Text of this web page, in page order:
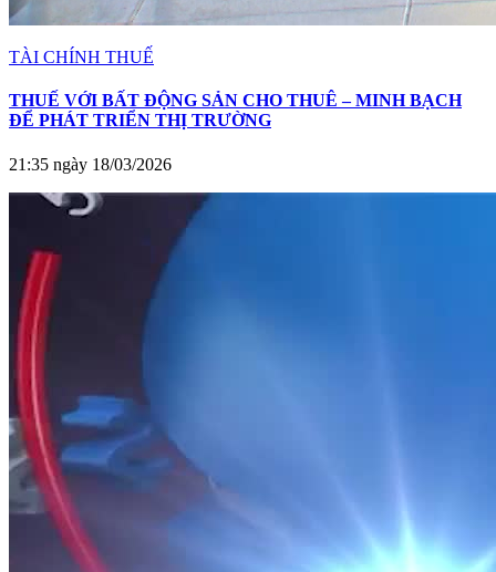
TÀI CHÍNH THUẾ
THUẾ VỚI BẤT ĐỘNG SẢN CHO THUÊ – MINH BẠCH
ĐỂ PHÁT TRIỂN THỊ TRƯỜNG
21:35 ngày 18/03/2026